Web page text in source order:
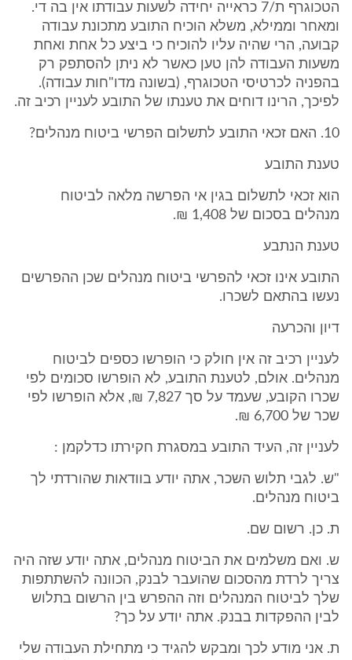
הטכוגרף ת/7 כראייה יחידה לשעות עבודתו אין בה די.
ומאחר וממילא, משלא הוכיח התובע מתכונת עבודה
קבועה, הרי שהיה עליו להוכיח כי ביצע כל אחת ואחת
משעות העבודה להן טען כאשר לא ניתן להסתפק רק
בהפניה לכרטיסי הטכוגרף, (בשונה מדו"חות עבודה).
לפיכך, הרינו דוחים את טענתו של התובע לעניין רכיב זה.
10. האם זכאי התובע לתשלום הפרשי ביטוח מנהלים?
טענת התובע
הוא זכאי לתשלום בגין אי הפרשה מלאה לביטוח
מנהלים בסכום של 1,408 ₪.
טענת הנתבע
התובע אינו זכאי להפרשי ביטוח מנהלים שכן ההפרשים
נעשו בהתאם לשכרו.
דיון והכרעה
לעניין רכיב זה אין חולק כי הופרשו כספים לביטוח
מנהלים. אולם, לטענת התובע, לא הופרשו סכומים לפי
שכרו הקובע, שעמד על סך 7,827 ₪, אלא הופרשו לפי
שכר של 6,700 ₪.
לעניין זה, העיד התובע במסגרת חקירתו כדלקמן :
"ש. לגבי תלוש השכר, אתה יודע בוודאות שהורדתי לך
ביטוח מנהלים.
ת. כן. רשום שם.
ש. ואם משלמים את הביטוח מנהלים, אתה יודע שזה היה
צריך לרדת מהסכום שהועבר לבנק, הכוונה להשתתפות
שלך לביטוח המנהלים וזה ההפרש בין הרשום בתלוש
לבין ההפקדות בבנק. אתה יודע על כך?
ת. אני מודע לכך ומבקש להגיד כי מתחילת העבודה שלי